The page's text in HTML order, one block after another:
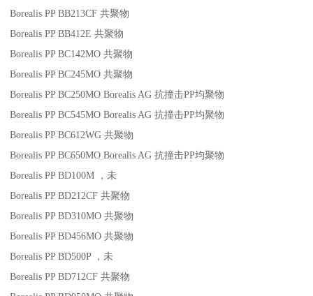
Borealis PP BB213CF 共聚物
Borealis PP BB412E 共聚物
Borealis PP BC142MO 共聚物
Borealis PP BC245MO 共聚物
Borealis PP BC250MO Borealis AG 抗撞击PP均聚物
Borealis PP BC545MO Borealis AG 抗撞击PP均聚物
Borealis PP BC612WG 共聚物
Borealis PP BC650MO Borealis AG 抗撞击PP均聚物
Borealis PP BD100M
，未
Borealis PP BD212CF 共聚物
Borealis PP BD310MO 共聚物
Borealis PP BD456MO 共聚物
Borealis PP BD500P
，未
Borealis PP BD712CF 共聚物